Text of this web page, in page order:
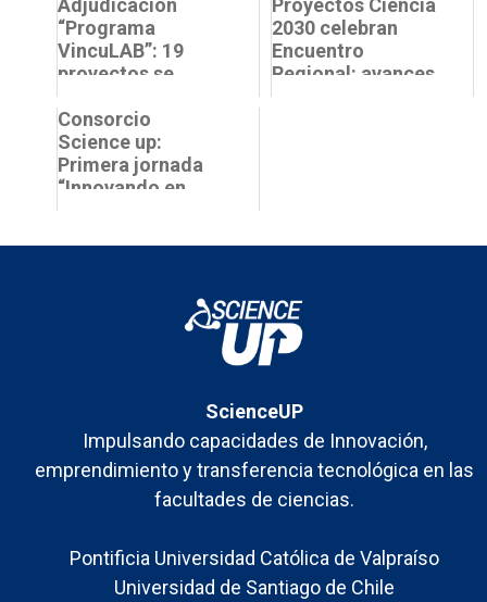
Adjudicación
“Programa
VincuLAB”: 19
proyectos se
entorno socio-
económico
Proyectos Ciencia
2030 celebran
Encuentro
Regional: avances
Consorcio
Science up:
Primera jornada
“Innovando en
ScienceUP
Impulsando capacidades de Innovación,
emprendimiento y transferencia tecnológica en las
facultades de ciencias.
Pontificia Universidad Católica de Valpraíso
Universidad de Santiago de Chile